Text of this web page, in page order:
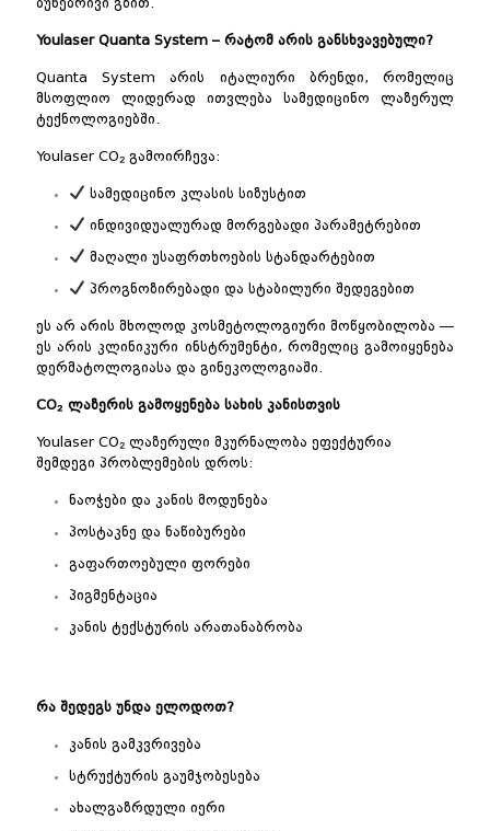
ბუნებრივი გზით.
Youlaser Quanta System – რატომ არის განსხვავებული?
Quanta System არის იტალიური ბრენდი, რომელიც
მსოფლიო ლიდერად ითვლება სამედიცინო ლაზერულ
ტექნოლოგიებში.
Youlaser CO₂ გამოირჩევა:
სამედიცინო კლასის სიზუსტით
ინდივიდუალურად მორგებადი პარამეტრებით
მაღალი უსაფრთხოების სტანდარტებით
პროგნოზირებადი და სტაბილური შედეგებით
ეს არ არის მხოლოდ კოსმეტოლოგიური მოწყობილობა —
ეს არის კლინიკური ინსტრუმენტი, რომელიც გამოიყენება
დერმატოლოგიასა და გინეკოლოგიაში.
CO₂ ლაზერის გამოყენება სახის კანისთვის
Youlaser CO₂ ლაზერული მკურნალობა ეფექტურია
შემდეგი პრობლემების დროს:
ნაოჭები და კანის მოდუნება
პოსტაკნე და ნაწიბურები
გაფართოებული ფორები
პიგმენტაცია
კანის ტექსტურის არათანაბრობა
რა შედეგს უნდა ელოდოთ?
კანის გამკვრივება
სტრუქტურის გაუმჯობესება
ახალგაზრდული იერი